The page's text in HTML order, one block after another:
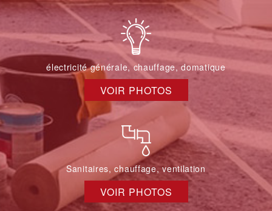
électricité générale, chauffage, domatique
VOIR PHOTOS
Sanitaires, chauffage, ventilation
VOIR PHOTOS